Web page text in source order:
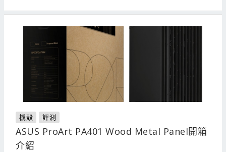
機殼 評測
ASUS ProArt PA401 Wood Metal Panel開箱
介紹